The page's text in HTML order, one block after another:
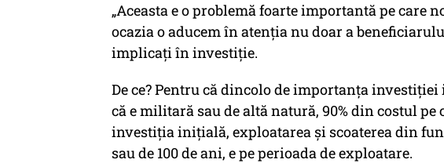
„Aceasta e o problemă foarte importantă pe care
ocazia o aducem în atenția nu doar a
implicați în investiție.
De ce? Pentru că dincolo de importanța
că e militară sau de altă natură, 90% din costul
investiția inițială, exploatarea și scoaterea din
sau de 100 de ani, e pe perioada de exploatare.